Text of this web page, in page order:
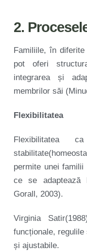
2.
Familiile, în
pot oferi
integrarea și
membrilor săi
Flexibilitatea
Flexibilitatea
permite unei
ce se adaptează
Gorall, 2003).
Virginia
funcționale,
și ajustabile.